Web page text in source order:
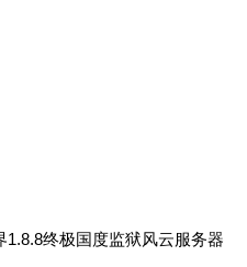
1.8.8终极国度监狱风云服务器